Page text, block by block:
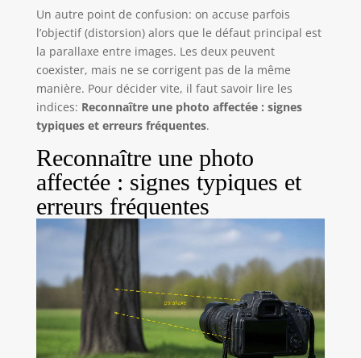
Un autre point de confusion: on accuse parfois
l’objectif (distorsion) alors que le défaut principal est
la parallaxe entre images. Les deux peuvent
coexister, mais ne se corrigent pas de la même
manière. Pour décider vite, il faut savoir lire les
indices: Reconnaître une photo affectée : signes
typiques et erreurs fréquentes.
Reconnaître une photo
affectée : signes typiques et
erreurs fréquentes